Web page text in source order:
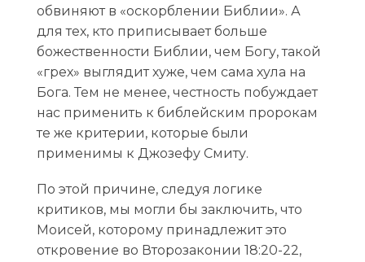
обвиняют в «оскорблении Библии». А
для тех, кто приписывает больше
божественности Библии, чем Богу, такой
«грех» выглядит хуже, чем сама хула на
Бога. Тем не менее, честность побуждает
нас применить к библейским пророкам
те же критерии, которые были
применимы к Джозефу Смиту.
По этой причине, следуя логике
критиков, мы могли бы заключить, что
Моисей, которому принадлежит это
откровение во Второзаконии 18:20-22,